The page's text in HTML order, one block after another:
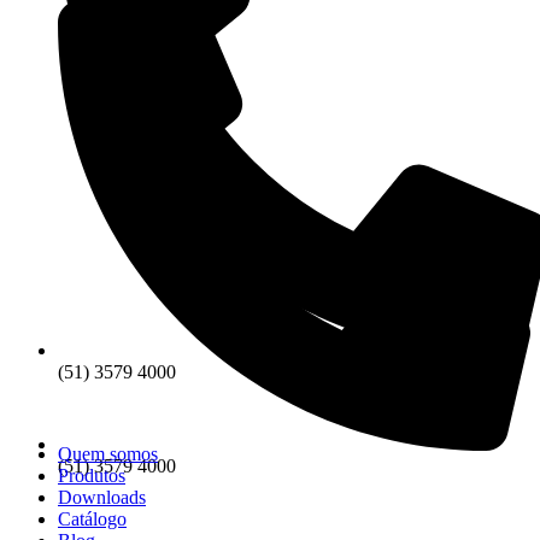
(51) 3579 4000
(51) 3579 4000
Quem somos
Produtos
Downloads
Catálogo